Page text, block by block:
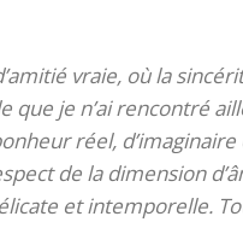
vraie, où la
que je n’ai rencontré
réel,
de la dimension
et intemporelle.